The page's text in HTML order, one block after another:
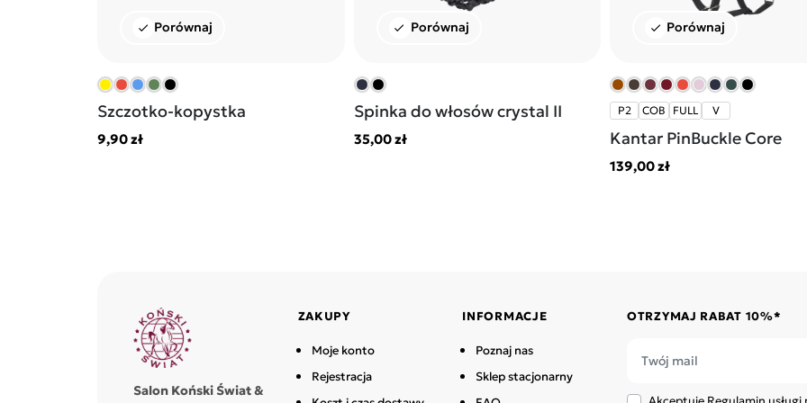
check Porównaj
Szczotko-kopystka
9,90 zł
check Porównaj
Spinka do włosów crystal II
35,00 zł
check Porównaj
P2 COB FULL V
Kantar PinBuckle Core
139,00 zł
Salon Koński Świat &
ZAKUPY
Moje konto
Rejestracja
INFORMACJE
Poznaj nas
Sklep stacjonarny
OTRZYMAJ RABAT 10%*